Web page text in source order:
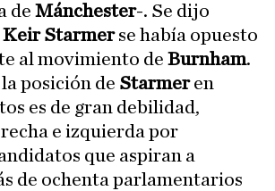
de Mánchester-. Se dijo
Keir Starmerse había opuesto
al movimiento de Burnham.
posición de Starmeren
es de gran debilidad,
e izquierda por
que aspiran a
de ochenta parlamentarios